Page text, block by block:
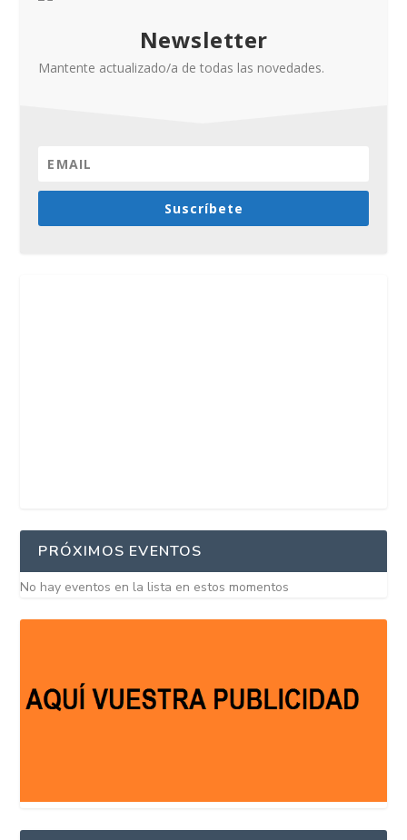
Newsletter
Mantente actualizado/a de todas las novedades.
Suscríbete
PRÓXIMOS EVENTOS
No hay eventos en la lista en estos momentos